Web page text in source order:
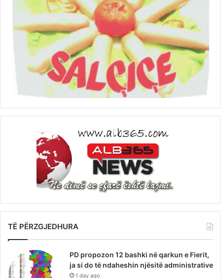
TË PËRZGJEDHURA
PD propozon 12 bashki në qarkun e Fierit,
ja si do të ndaheshin njësitë administrative
1 day ago